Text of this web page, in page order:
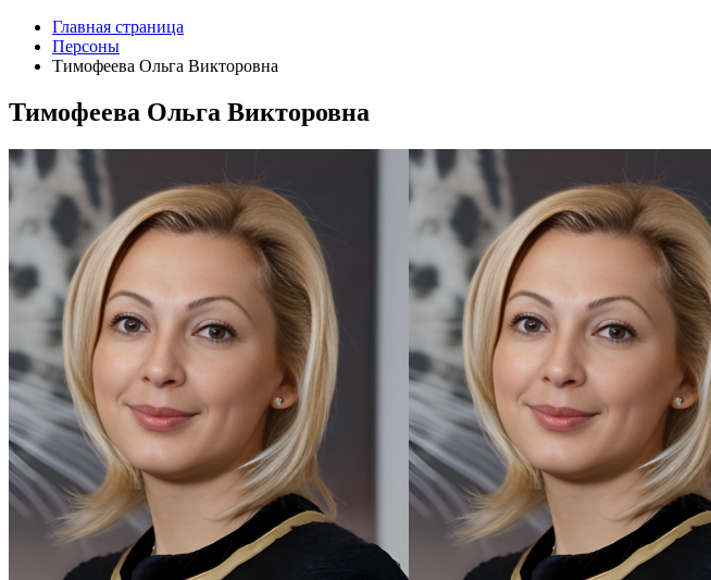
Главная страница
Персоны
Тимофеева Ольга Викторовна
Тимофеева Ольга Викторовна